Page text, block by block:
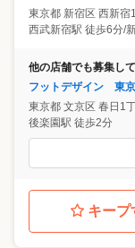
東京都 新宿区 西新宿
他の店舗でも募集し
フットデザイン 東
東京都 文京区 春日1
後楽園駅 徒歩2分
キープ